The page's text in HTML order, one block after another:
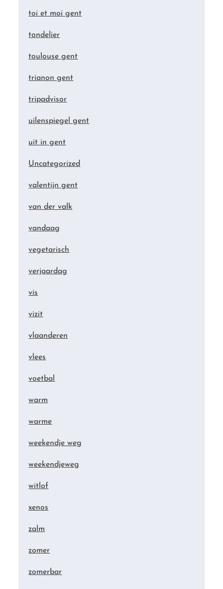
toi et moi gent
tondelier
toulouse gent
trianon gent
tripadvisor
uilenspiegel gent
uit in gent
Uncategorized
valentijn gent
van der valk
vandaag
vegetarisch
verjaardag
vis
vizit
vlaanderen
vlees
voetbal
warm
warme
weekendje weg
weekendjeweg
witlof
xenos
zalm
zomer
zomerbar